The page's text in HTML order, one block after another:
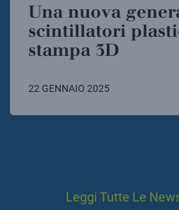
Una nuova generazione di
scintillatori
stampa 3D
22 GENNAIO 2025
Leggi Tutte Le